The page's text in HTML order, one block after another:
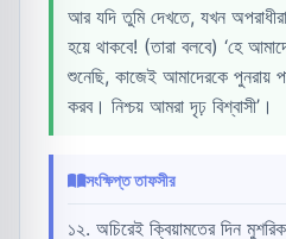
আর যদি তুমি দেখতে, যখন
হয়ে থাকবে! (তারা বলবে) ‘হে
শুনেছি, কাজেই আমাদেরকে পুনরায়
করব। নিশ্চয় আমরা দৃঢ় বিশ্বাসী’।
সংক্ষিপ্ত তাফসীর
১২. অচিরেই ক্বিয়ামতের দিন